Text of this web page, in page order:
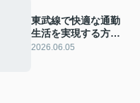
東武線で快適な通勤
生活を実現する方
法！通勤時間を有効
2026.06.05